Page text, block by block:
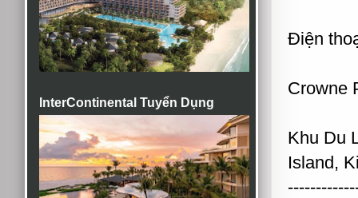
InterContinental Tuyển Dụng
Điện
Crowne
Khu Du
Island,